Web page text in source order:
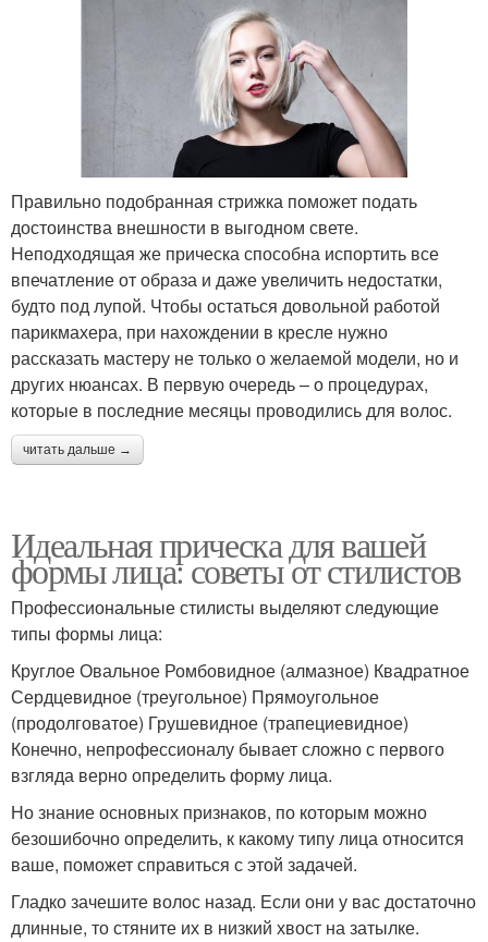
Правильно подобранная стрижка поможет подать
достоинства внешности в выгодном свете.
Неподходящая же прическа способна испортить все
впечатление от образа и даже увеличить недостатки,
будто под лупой. Чтобы остаться довольной работой
парикмахера, при нахождении в кресле нужно
рассказать мастеру не только о желаемой модели, но и
других нюансах. В первую очередь – о процедурах,
которые в последние месяцы проводились для волос.
читать дальше →
Идеальная прическа для вашей
формы лица: советы от стилистов
Профессиональные стилисты выделяют следующие
типы формы лица:
Круглое Овальное Ромбовидное (алмазное) Квадратное
Сердцевидное (треугольное) Прямоугольное
(продолговатое) Грушевидное (трапециевидное)
Конечно, непрофессионалу бывает сложно с первого
взгляда верно определить форму лица.
Но знание основных признаков, по которым можно
безошибочно определить, к какому типу лица относится
ваше, поможет справиться с этой задачей.
Гладко зачешите волос назад. Если они у вас достаточно
длинные, то стяните их в низкий хвост на затылке.